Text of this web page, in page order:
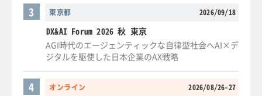
東京都 2026/09/18
3
DX&AI Forum 2026 秋 東京
AGI時代のエージェンティックな自律型社会へAI×デ
ジタルを駆使した日本企業のAX戦略
オンライン 2026/08/26-27
4